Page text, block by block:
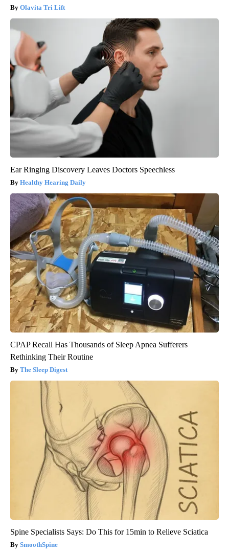
Olavita Tri Lift
Ear Ringing Discovery Leaves Doctors Speechless
Healthy Hearing Daily
CPAP Recall Has Thousands of Sleep Apnea Sufferers
Rethinking Their Routine
The Sleep Digest
Spine Specialists Says: Do This for 15min to Relieve Sciatica
SmoothSpine